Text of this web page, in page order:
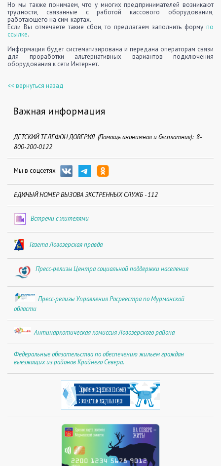
Но мы также понимаем, что у многих предпринимателей возникают
трудности, связанные с работой кассового оборудования,
работающего на сим-картах.
Если Вы отмечаете такие сбои, то предлагаем заполнить форму по
ссылке.
Информация будет систематизирована и передана операторам связи
для проработки альтернативных вариантов подключения
оборудования к сети Интернет.
<< вернуться назад
Важная информация
ДЕТСКИЙ ТЕЛЕФОН ДОВЕРИЯ (Помощь анонимная и бесплатная): 8-
800-200-0122
Мы в соцсетях
ЕДИНЫЙ НОМЕР ВЫЗОВА ЭКСТРЕННЫХ СЛУЖБ - 112
Встречи с жителями
Газета Ловозерская правда
Пресс-релизы Центра социальной поддержки населения
Пресс-релизы Управления Росреестра по Мурманской
области
Антинаркотическая комиссия Ловозерского района
Федеральные обязательства по обеспечению жильем граждан
выезжащих из районов Крайнего Севера.